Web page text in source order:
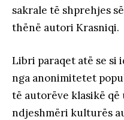
sakrale të shprehjes
thënë autori Krasniqi.
Libri paraqet atë se si
nga anonimitetet
të autorëve klasikë që
ndjeshmëri kulturës